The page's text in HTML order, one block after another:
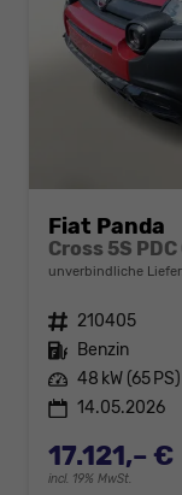
Fiat Panda
Cross 5S
unverbindliche
Fahrzeugnr. 210405
Kraftstoff Benzin
Leistung 48 kW (65 PS)
14.05.2026
17.121,– €
incl. 19% MwSt.